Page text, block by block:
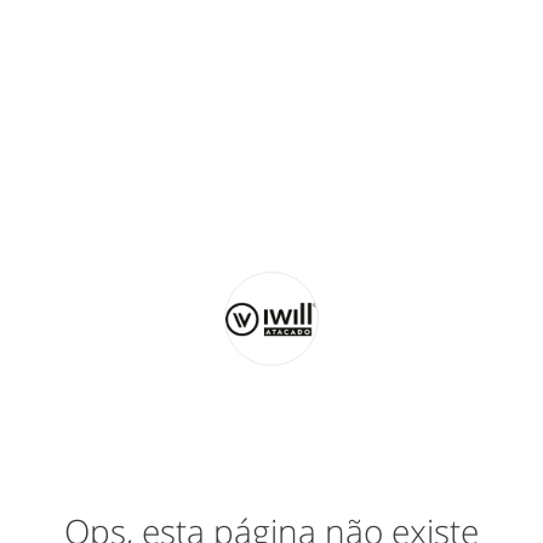
Ops, esta página não existe